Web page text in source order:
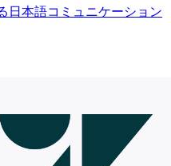
日本語コミュニケーション